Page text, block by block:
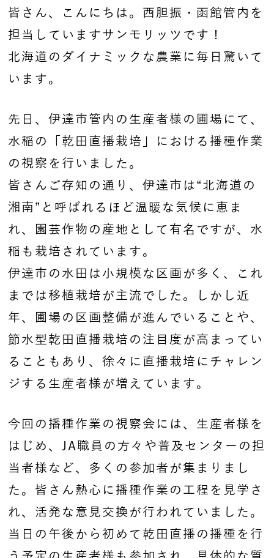
皆さん、こんにちは。西胆振・函館管内を
担当していますサンモリッツです！
北海道のダイナミックな農業に毎日驚いて
います。
先日、伊達市管内の生産者様の圃場にて、
水稲の「乾田直播栽培」における播種作業
の視察を行いました。
皆さんご存知の通り、伊達市は“北海道の
湘南”と呼ばれるほど温暖な気候に恵ま
れ、園芸作物の産地として有名ですが、水
稲も栽培されています。
伊達市の水田は小規模な区画が多く、これ
までは移植栽培が主流でした。しかし近
年、圃場の区画整備が進んでいることや、
節水型乾田直播栽培の注目度が高まってい
ることもあり、徐々に直播栽培にチャレン
ジする生産者様が増えています。
今回の播種作業の視察会には、生産者様を
はじめ、JA職員の方々や普及センターの担
当者様など、多くの参加者が集まりまし
た。皆さん熱心に播種作業の工程を見学さ
れ、活発な意見交換が行われていました。
当日の午後から初めて乾田直播の播種を行